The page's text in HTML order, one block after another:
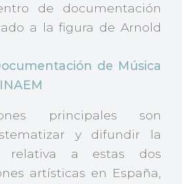
de documentación
a la figura de Arnold
de Música
principales son
y difundir la
relativa a estas dos
artísticas en España,